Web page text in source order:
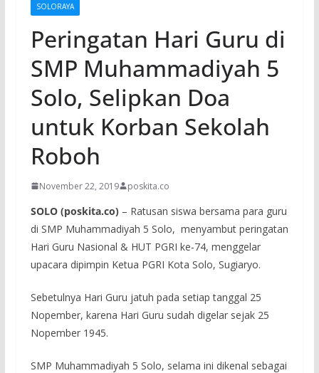
SOLORAYA
Peringatan Hari Guru di
SMP Muhammadiyah 5
Solo, Selipkan Doa
untuk Korban Sekolah
Roboh
November 22, 2019 poskita.co
SOLO (poskita.co)– Ratusan siswa bersama para guru
di SMP Muhammadiyah 5 Solo, menyambut peringatan
Hari Guru Nasional & HUT PGRI ke-74, menggelar
upacara dipimpin Ketua PGRI Kota Solo, Sugiaryo.
Sebetulnya Hari Guru jatuh pada setiap tanggal 25
Nopember, karena Hari Guru sudah digelar sejak 25
Nopember 1945.
SMP Muhammadiyah 5 Solo, selama ini dikenal sebagai